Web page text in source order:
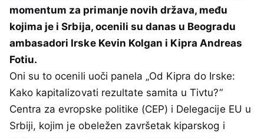
momentum za primanje novih država, među
kojima je i Srbija, ocenili su danas u Beogradu
ambasadori Irske Kevin Kolgan i Kipra Andreas
Fotiu.
Oni su to ocenili uoči panela „Od Kipra do Irske:
Kako kapitalizovati rezultate samita u Tivtu?“
Centra za evropske politike (CEP) i Delegacije EU u
Srbiji, kojim je obeležen završetak kiparskog i